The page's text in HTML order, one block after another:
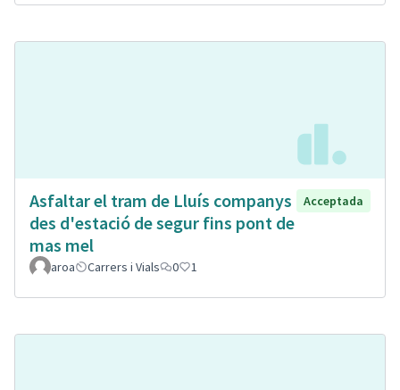
Asfaltar el tram de Lluís companys
des d'estació de segur fins pont de
mas mel
Acceptada
aroa Carrers i Vials 0 1